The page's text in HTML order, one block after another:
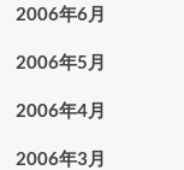
2006年6月
2006年5月
2006年4月
2006年3月